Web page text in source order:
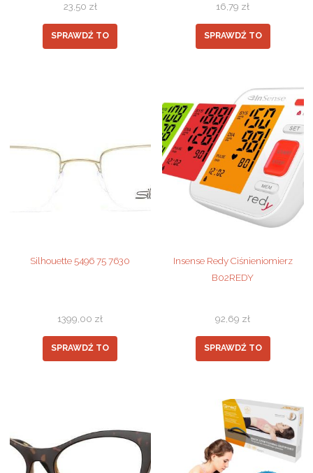
23,50 zł
SPRAWDŹ TO
16,79 zł
SPRAWDŹ TO
Silhouette 5496 75 7630
1399,00 zł
SPRAWDŹ TO
Insense Redy Ciśnieniomierz
B02REDY
92,69 zł
SPRAWDŹ TO